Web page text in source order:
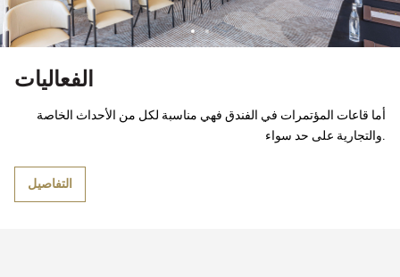
الفعاليات
أما قاعات المؤتمرات في الفندق فهي مناسبة لكل من الأحداث الخاصة
والتجارية على حد سواء.
التفاصيل